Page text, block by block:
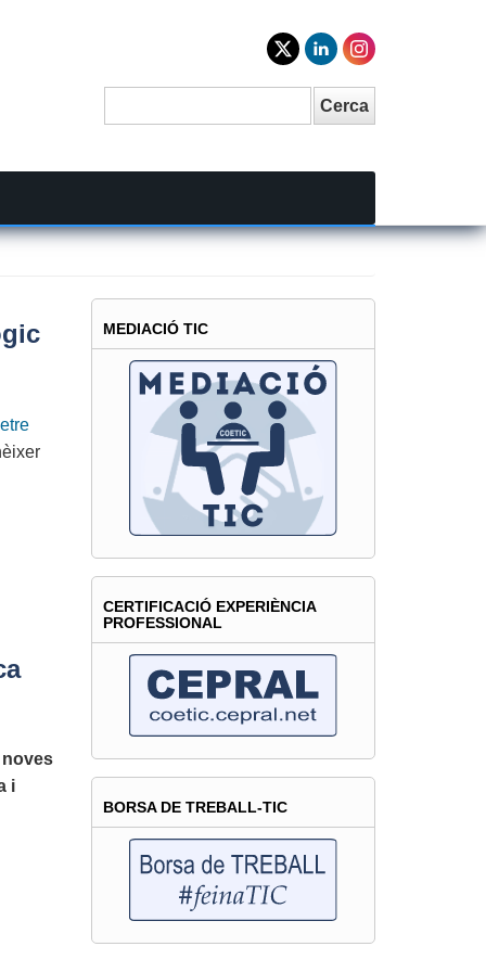
Cerca
noves
i
MEDIACIÓ TIC
CERTIFICACIÓ EXPERIÈNCIA
PROFESSIONAL
BORSA DE TREBALL-TIC